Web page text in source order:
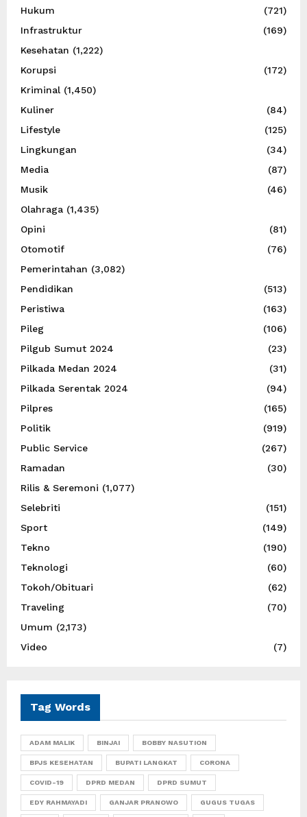
Hukum
(721)
Infrastruktur
(169)
Kesehatan (1,222)
Korupsi
(172)
Kriminal (1,450)
Kuliner
(84)
Lifestyle
(125)
Lingkungan
(34)
Media
(87)
Musik
(46)
Olahraga (1,435)
Opini
(81)
Otomotif
(76)
Pemerintahan (3,082)
Pendidikan
(513)
Peristiwa
(163)
Pileg
(106)
Pilgub Sumut 2024
(23)
Pilkada Medan 2024
(31)
Pilkada Serentak 2024
(94)
Pilpres
(165)
Politik
(919)
Public Service
(267)
Ramadan
(30)
Rilis & Seremoni (1,077)
Selebriti
(151)
Sport
(149)
Tekno
(190)
Teknologi
(60)
Tokoh/Obituari
(62)
Traveling
(70)
Umum (2,173)
Video
(7)
Tag Words
ADAM MALIK BINJAI BOBBY NASUTION
BPJS KESEHATAN BUPATI LANGKAT CORONA
COVID-19 DPRD MEDAN DPRD SUMUT
EDY RAHMAYADI GANJAR PRANOWO GUGUS TUGAS